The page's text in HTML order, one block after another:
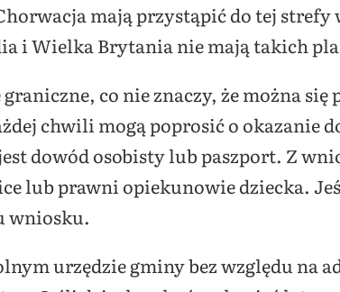
mają przystąpić do tej strefy
i Wielka Brytania nie mają takich
co nie znaczy, że można się
chwili mogą poprosić o okazanie
dowód osobisty lub paszport. Z
lub prawni opiekunowie dziecka.
wniosku.
urzędzie gminy bez względu na